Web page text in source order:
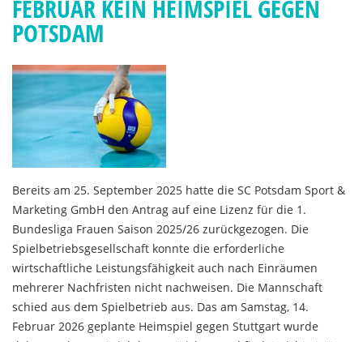
FEBRUAR KEIN HEIMSPIEL GEGEN
POTSDAM
Bereits am 25. September 2025 hatte die SC Potsdam Sport &
Marketing GmbH den Antrag auf eine Lizenz für die 1.
Bundesliga Frauen Saison 2025/26 zurückgezogen. Die
Spielbetriebsgesellschaft konnte die erforderliche
wirtschaftliche Leistungsfähigkeit auch nach Einräumen
mehrerer Nachfristen nicht nachweisen. Die Mannschaft
schied aus dem Spielbetrieb aus. Das am Samstag, 14.
Februar 2026 geplante Heimspiel gegen Stuttgart wurde